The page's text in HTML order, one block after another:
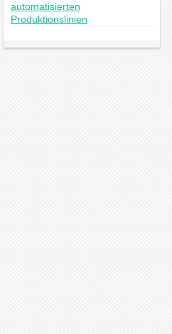
automatisierten
Produktionslinien